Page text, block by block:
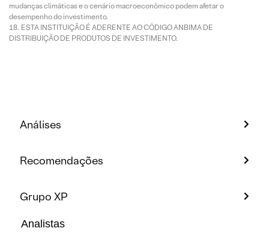
mudanças climáticas e o cenário macroeconômico podem afetar o
desempenho do investimento.
ESTA INSTITUIÇÃO É ADERENTE AO CÓDIGO ANBIMA DE
DISTRIBUIÇÃO DE PRODUTOS DE INVESTIMENTO.
Análises
Recomendações
Grupo XP
Analistas